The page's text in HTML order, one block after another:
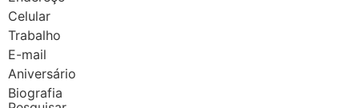
Celular
Trabalho
E-mail
Aniversário
Biografia